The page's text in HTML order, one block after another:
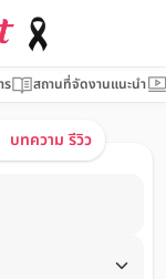
ร สถานที่จัดงานแนะนำ
บทความ รีวิว